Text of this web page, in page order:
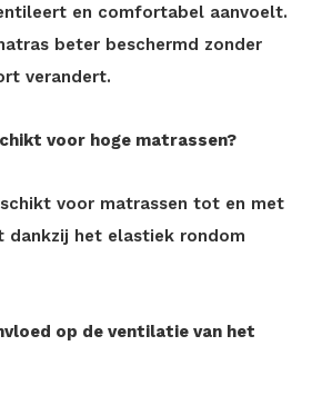
en comfortabel aanvoelt.
beter beschermd zonder
verandert.
voor hoge matrassen?
voor matrassen tot en met
dankzij het elastiek rondom
op de ventilatie van het